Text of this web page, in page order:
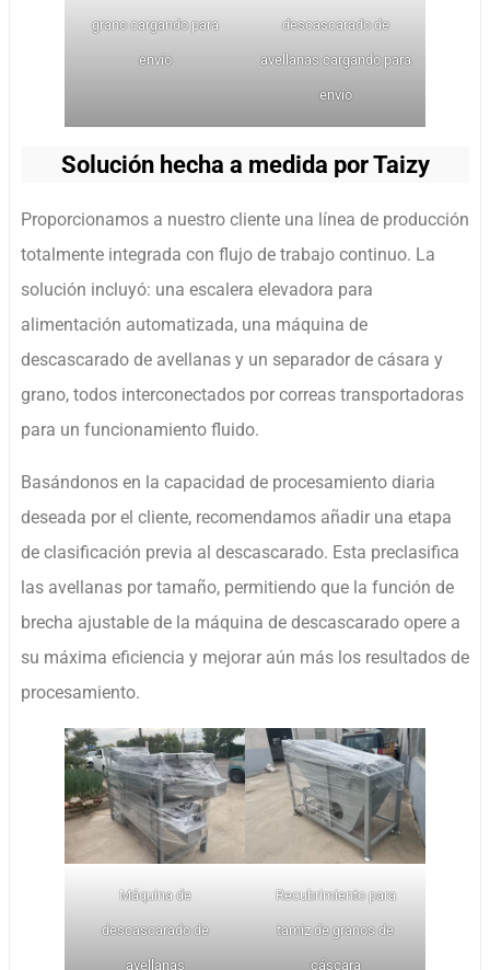
grano cargando para
envío
descascarado de
avellanas cargando para
envío
Solución hecha a medida por Taizy
Proporcionamos a nuestro cliente una línea de producción
totalmente integrada con flujo de trabajo continuo. La
solución incluyó: una escalera elevadora para
alimentación automatizada, una máquina de
descascarado de avellanas y un separador de cásara y
grano, todos interconectados por correas transportadoras
para un funcionamiento fluido.
Basándonos en la capacidad de procesamiento diaria
deseada por el cliente, recomendamos añadir una etapa
de clasificación previa al descascarado. Esta preclasifica
las avellanas por tamaño, permitiendo que la función de
brecha ajustable de la máquina de descascarado opere a
su máxima eficiencia y mejorar aún más los resultados de
procesamiento.
Máquina de
descascarado de
avellanas
Recubrimiento para
tamiz de granos de
cáscara